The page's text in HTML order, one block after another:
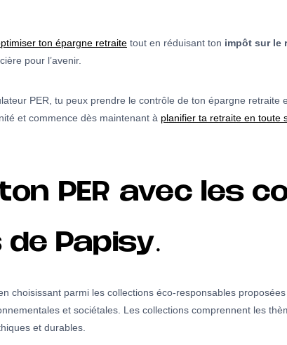
ton épargne retraite tout en réduisant ton impôt sur le
pour l’avenir.
PER, tu peux prendre le contrôle de ton épargne
et commence dès maintenant à planifier ta retraite en toute
PER avec les
Papisy.
choisissant parmi les collections éco-responsables
et sociétales. Les collections comprennent les
et durables.